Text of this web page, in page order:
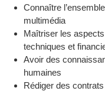
Connaître
multimédia
Maîtriser les
techniques et
Avoir des
humaines
Rédiger des contrats